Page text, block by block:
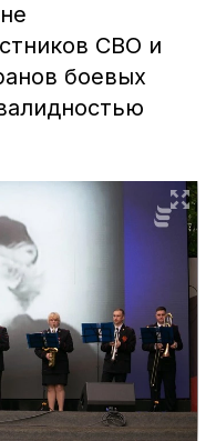
СВО и
боевых